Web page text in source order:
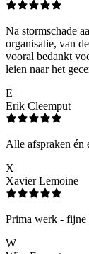
Na stormschade
organisatie, van
vooral bedankt
leien naar het
E
Erik Cleemput
Alle afspraken én
X
Xavier Lemoine
Prima werk - fijne
W